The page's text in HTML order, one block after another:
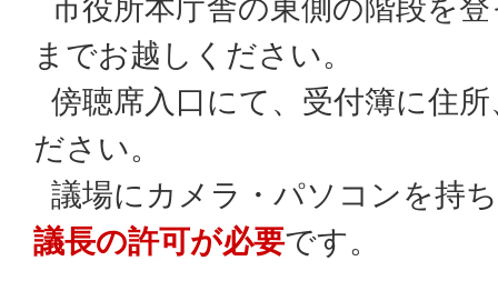
市役所本庁舎の東側の階段を
までお越しください。
傍聴席入口にて、受付簿に住
ださい。
議場にカメラ・パソコンを持
議長の許可が必要です。